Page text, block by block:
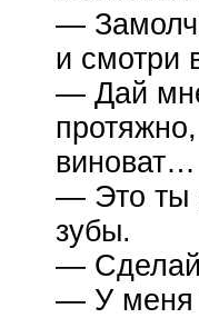
—
и смотри
— Дай
— Это ты
зубы.
—
— У меня